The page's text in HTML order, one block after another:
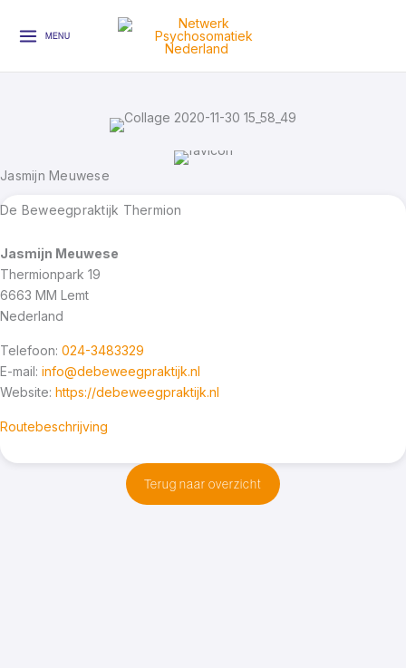
naar
inhoud
MENU
Jasmijn Meuwese
De Beweegpraktijk Thermion
Jasmijn Meuwese
Thermionpark 19
6663 MM Lemt
Nederland
Telefoon: 024-3483329
E-mail: info@debeweegpraktijk.nl
Website: https://debeweegpraktijk.nl
Routebeschrijving
Terug naar overzicht